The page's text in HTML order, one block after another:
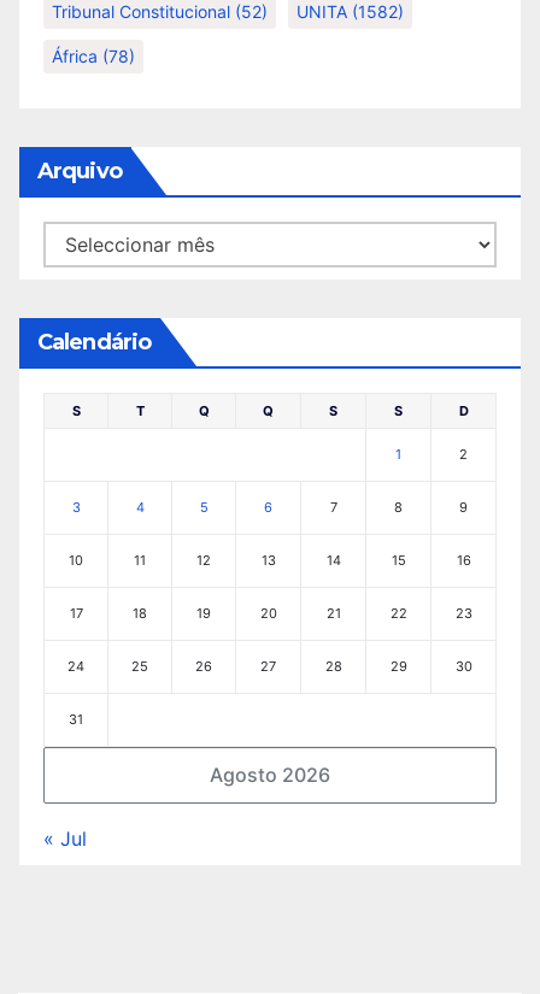
Tribunal Constitucional (52) UNITA (1582)
África (78)
Arquivo
Arquivo
Calendário
Agosto 2026
S T Q Q S S D
1 2
3 4 5 6 7 8 9
10 11 12 13 14 15 16
17 18 19 20 21 22 23
24 25 26 27 28 29 30
31
« Jul